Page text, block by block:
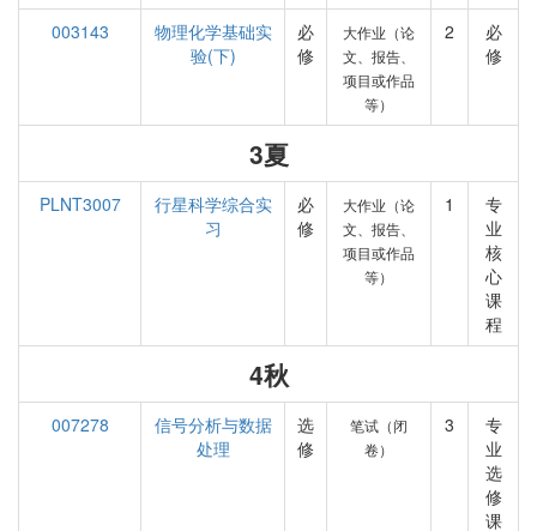
003143
物理化学基础实
验(下)
必
修
大作业（论
文、报告、
项目或作品
等）
2
必
修
3夏
PLNT3007
行星科学综合实
习
必
修
大作业（论
文、报告、
项目或作品
等）
1
专
业
核
心
课
程
4秋
007278
信号分析与数据
处理
选
修
笔试（闭
卷）
3
专
业
选
修
课